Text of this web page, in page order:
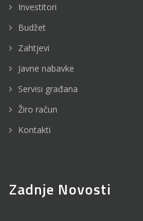
Investitori
Budžet
Zahtjevi
Javne nabavke
Servisi građana
Žiro račun
Kontakti
Zadnje Novosti